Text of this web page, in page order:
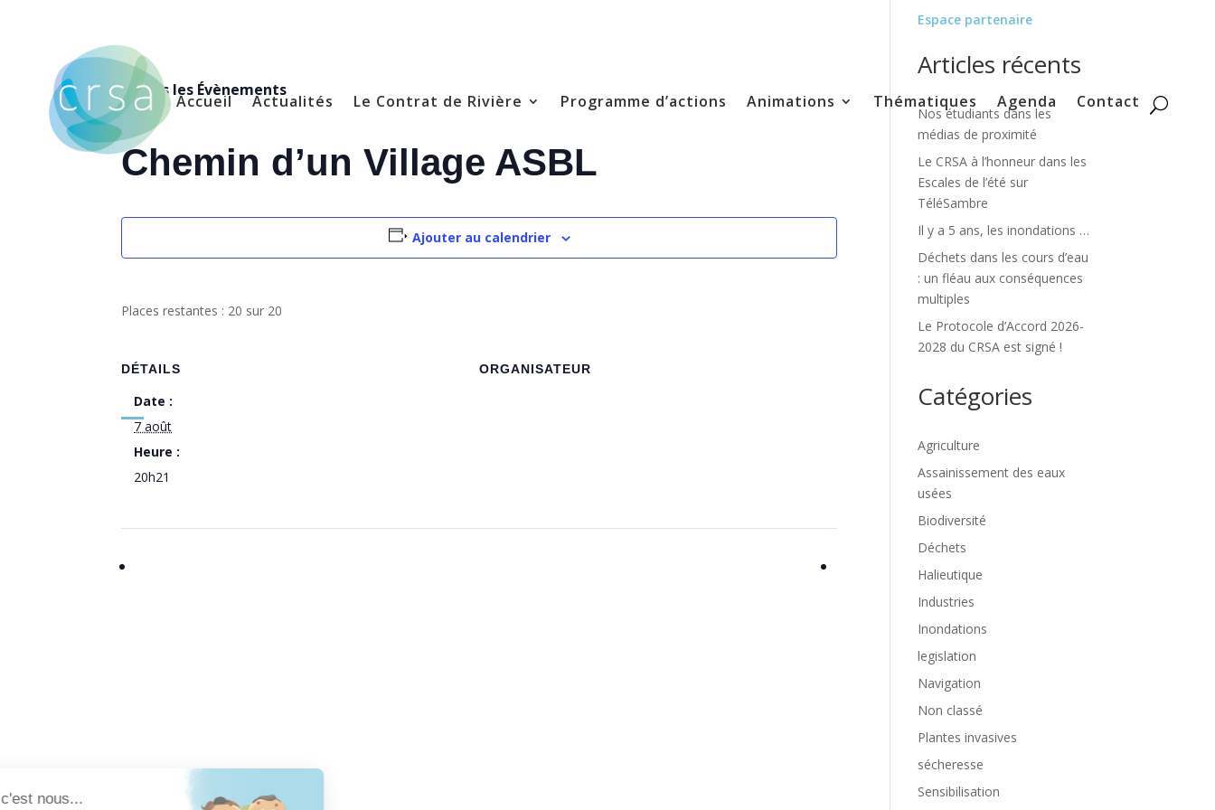
Espace partenaire
Accueil Actualités Le Contrat de Rivière Programme d’actions Animations Thématiques Agenda Contact
« Tous les Évènements
Chemin d’un Village ASBL
Ajouter au calendrier
Places restantes : 20 sur 20
DÉTAILS
Date :
7 août
Heure :
20h21
ORGANISATEUR
Articles récents
Nos étudiants dans les
médias de proximité
Le CRSA à l’honneur dans les
Escales de l’été sur
TéléSambre
Il y a 5 ans, les inondations …
Déchets dans les cours d’eau
: un fléau aux conséquences
multiples
Le Protocole d’Accord 2026-
2028 du CRSA est signé !
Catégories
Agriculture
Assainissement des eaux
usées
Biodiversité
Déchets
Halieutique
Industries
Inondations
legislation
Navigation
Non classé
Plantes invasives
sécheresse
Sensibilisation